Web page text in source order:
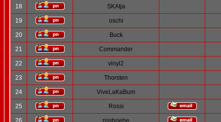
18 SKAtja
19 oschi
20 Buck
21 Commander
22 vinyl2
23 Thorsten
24 ViveLaKaBum
25 Rossi
26 risshoehe